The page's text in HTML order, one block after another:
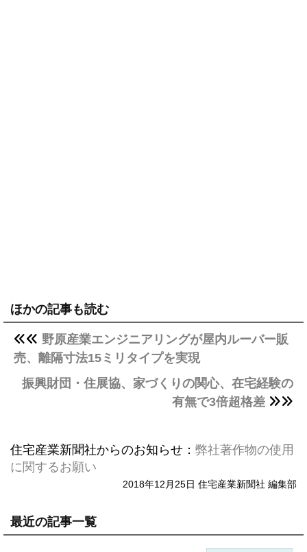
ほかの記事も読む
野原産業エンジニアリングが屋内ルーバー販
売、離隔寸法15ミリタイプを実現
振興財団・住展協、家づくりの関心、在宅経験の
有無で3倍超格差
住宅産業新聞社からのお知らせ： 弊社著作物の使用
に関するお願い
2018年12月25日 住宅産業新聞社 編集部
最近の記事一覧